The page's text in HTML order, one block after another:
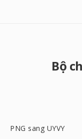
Bộ
PNG sang UYVY